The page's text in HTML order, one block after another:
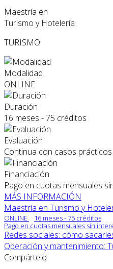
Maestría en
Turismo y Hotelería
TURISMO
Modalidad
ONLINE
Duración
16 meses - 75 créditos
Evaluación
Continua con casos prácticos
Financiación
Pago en cuotas mensuales
MÁS INFORMACIÓN
Maestría en Turismo y
ONLINE
16 meses - 75 créditos
Pago en cuotas mensuales sin
Redes sociales: cómo
Operación y mantenimiento:
Compártelo